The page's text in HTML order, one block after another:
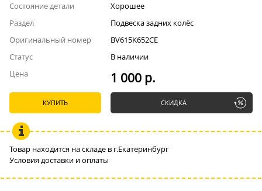
Состояние детали
Хорошее
Раздел
Подвеска задних колёс
Оригинальный номер
BV615K652CE
Статус
В наличии
Цена
1 000 р.
КУПИТЬ СКИДКА
Товар находится на складе в г.Екатеринбург
Условия доставки и оплаты